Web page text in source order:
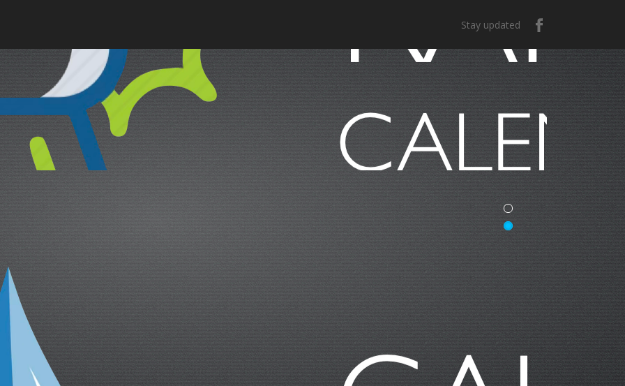
Stay updated
es el mejor calentador solar de México